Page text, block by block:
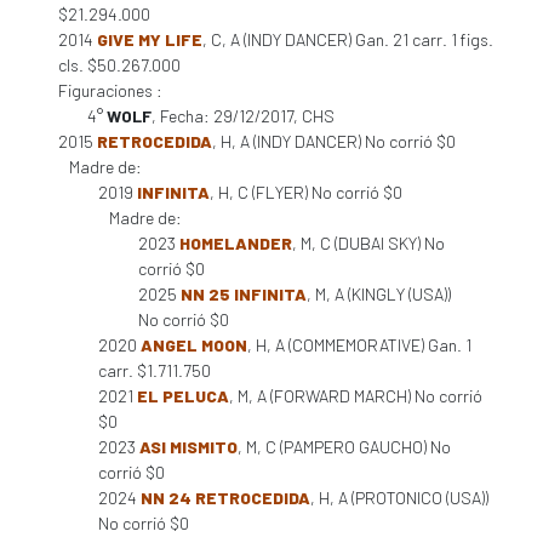
$21.294.000
2014 GIVE MY LIFE, C, A (INDY DANCER) Gan. 21 carr. 1 figs.
cls. $50.267.000
Figuraciones :
4°WOLF, Fecha: 29/12/2017, CHS
2015 RETROCEDIDA, H, A (INDY DANCER) No corrió $0
Madre de:
2019 INFINITA, H, C (FLYER) No corrió $0
Madre de:
2023 HOMELANDER, M, C (DUBAI SKY) No
corrió $0
2025 NN 25 INFINITA, M, A (KINGLY (USA))
No corrió $0
2020 ANGEL MOON, H, A (COMMEMORATIVE) Gan. 1
carr. $1.711.750
2021 EL PELUCA, M, A (FORWARD MARCH) No corrió
$0
2023 ASI MISMITO, M, C (PAMPERO GAUCHO) No
corrió $0
2024 NN 24 RETROCEDIDA, H, A (PROTONICO (USA))
No corrió $0